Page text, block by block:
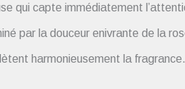
qui capte immédiatement
par la douceur enivrante de la
harmonieusement la fragrance.